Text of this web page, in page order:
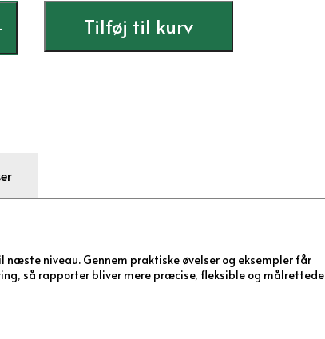
Tilføj til kurv
niveau. Gennem praktiske øvelser og eksempler får
så rapporter bliver mere præcise, fleksible og målrettede